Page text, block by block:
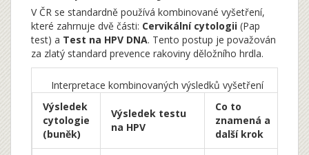
V ČR se standardně používá kombinované vyšetření,
které zahrnuje dvě části: Cervikální cytologii (Pap
test) a Test na HPV DNA. Tento postup je považován
za zlatý standard prevence rakoviny děložního hrdla.
Interpretace kombinovaných výsledků vyšetření
Výsledek
cytologie
(buněk)
Výsledek testu
na HPV
Co to
znamená a
další krok